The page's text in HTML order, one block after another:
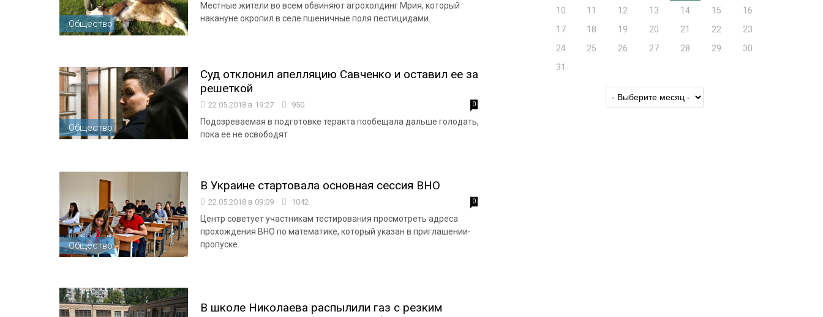
Общество
Местные жители во всем обвиняют агрохолдинг Мрия, который
накануне окропил в селе пшеничные поля пестицидами.
Общество
Суд отклонил апелляцию Савченко и оставил ее за
решеткой
22.05.2018 в 19:27 950 0
Подозреваемая в подготовке теракта пообещала дальше голодать,
пока ее не освободят
Общество
В Украине стартовала основная сессия ВНО
22.05.2018 в 09:09 1042 0
Центр советует участникам тестирования просмотреть адреса
прохождения ВНО по математике, который указан в приглашении-
пропуске.
В школе Николаева распылили газ с резким
10
11 12 13 14 15
16
17
18 19 20 21 22
23
24
25 26 27 28 29
30
31